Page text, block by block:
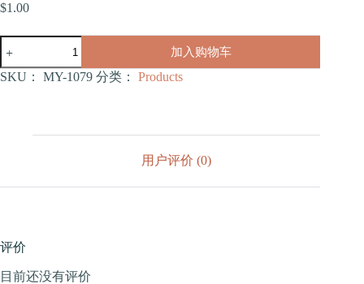
$1.00
光
弹
加入购物车
SKU： MY-1079 分类： Products
用户评价 (0)
评价
目前还没有评价